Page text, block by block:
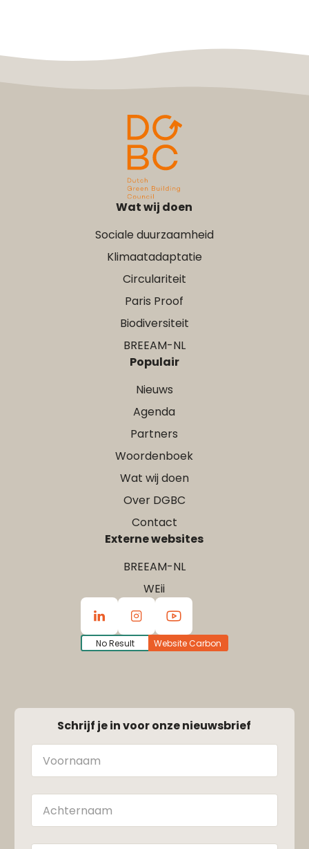
Wat wij doen
Sociale duurzaamheid
Klimaatadaptatie
Circulariteit
Paris Proof
Biodiversiteit
BREEAM-NL
Populair
Nieuws
Agenda
Partners
Woordenboek
Wat wij doen
Over DGBC
Contact
Externe websites
BREEAM-NL
WEii
No Result Website Carbon
Schrijf je in voor onze nieuwsbrief
Naam
Achternaam